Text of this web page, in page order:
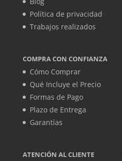
Política de privacidad
Trabajos realizados
COMPRA CON CONFIANZA
Cómo Comprar
Qué Incluye el Precio
Formas de Pago
Plazo de Entrega
Garantías
ATENCIÓN AL CLIENTE